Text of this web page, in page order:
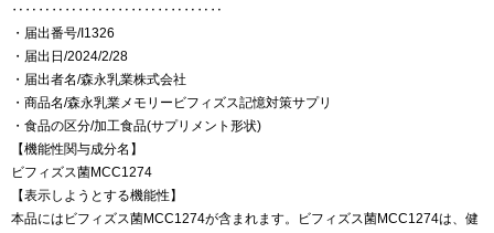
‥‥‥‥‥‥‥‥‥‥‥‥‥‥‥‥
・届出番号/I1326
・届出日/2024/2/28
・届出者名/森永乳業株式会社
・商品名/森永乳業メモリービフィズス記憶対策サプリ
・食品の区分/加工食品(サプリメント形状)
【機能性関与成分名】
ビフィズス菌MCC1274
【表示しようとする機能性】
本品にはビフィズス菌MCC1274が含まれます。ビフィズス菌MCC1274は、健